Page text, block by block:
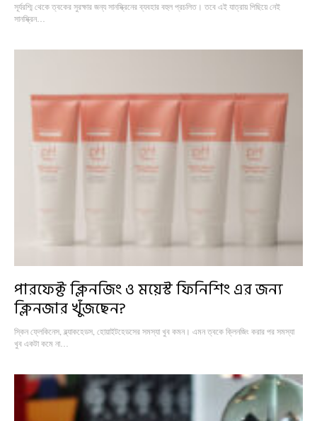
সূর্যরশ্মি থেকে ত্বকের সুরক্ষার জন্য সানস্ক্রিনের ব্যবহার বহুল প্রচলিত। তবে এই যাত্রায় পিছিয়ে নেই
সানস্ক্রিন…
পারফেক্ট ক্লিনজিং ও ময়েস্ট ফিনিশিং এর জন্য
ক্লিনজার খুঁজছেন?
স্কিন ফ্লেকিনেস, ব্ল্যাকহেডস, হোয়াইটহেডসের সমস্যা খুব কমন। এমন ত্বকে ক্লিনজিং করার পর সমস্যা
খুব একটা কমে না…